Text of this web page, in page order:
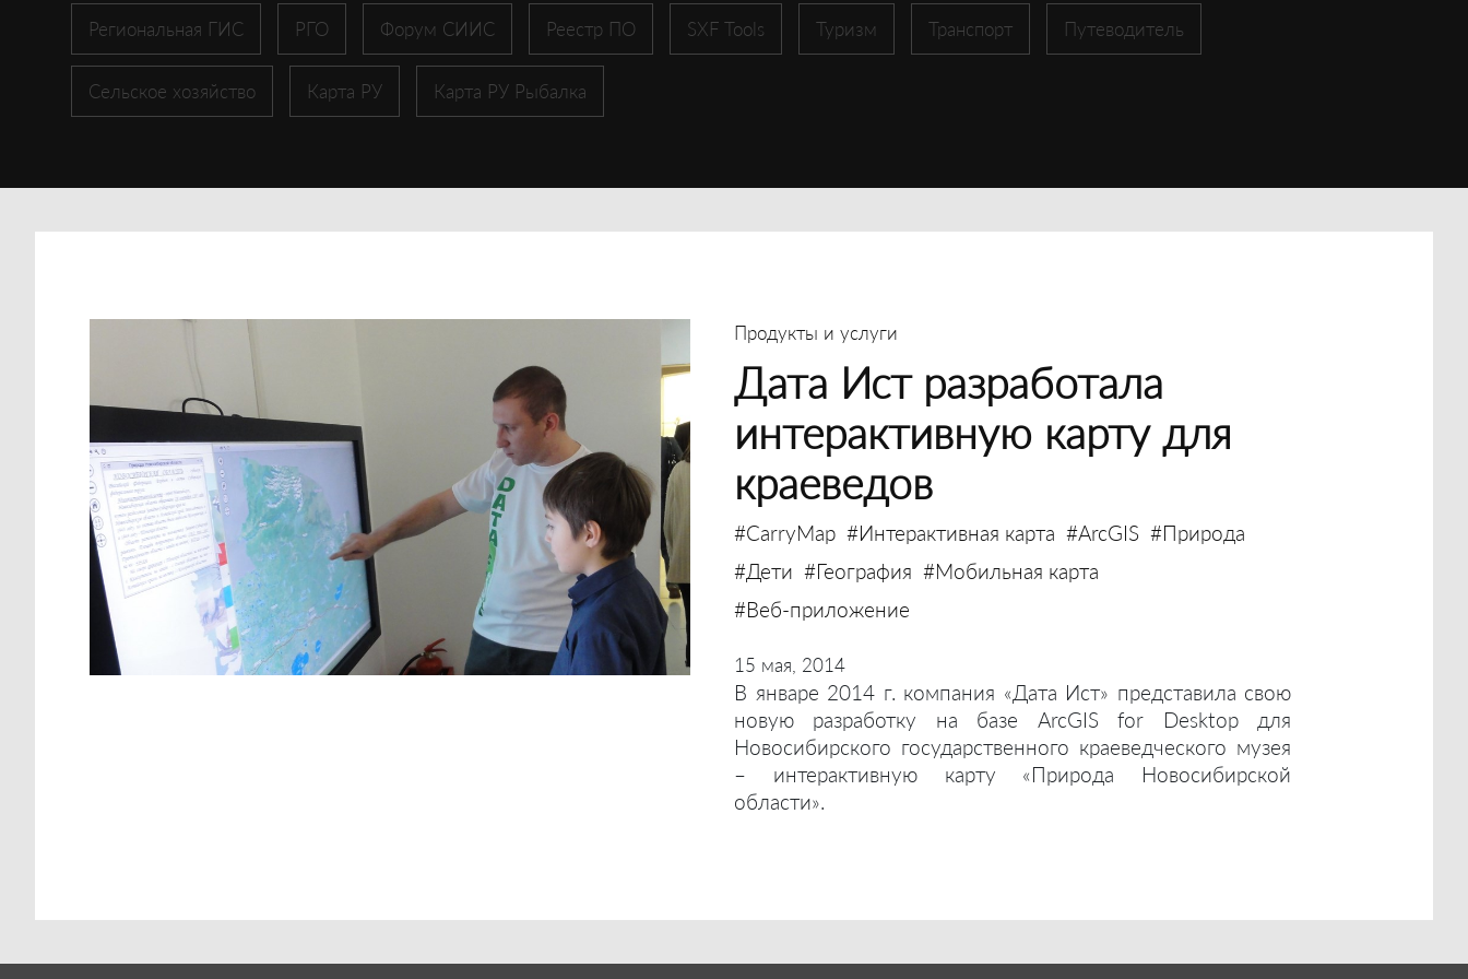
Региональная ГИС РГО Форум СИИС Реестр ПО SXF Tools Туризм Транспорт Путеводитель
Сельское хозяйство Карта РУ Карта РУ Рыбалка
Продукты и услуги
Дата Ист разработала
интерактивную карту для
краеведов
#CarryMap #Интерактивная карта #ArcGIS #Природа
#Дети #География #Мобильная карта
#Веб-приложение
15 мая, 2014
В январе 2014 г. компания «Дата Ист» представила свою
новую разработку на базе ArcGIS for Desktop для
Новосибирского государственного краеведческого музея
– интерактивную карту «Природа Новосибирской
области».